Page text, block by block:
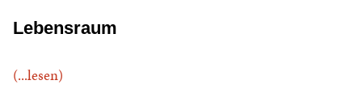
Lebensraum
(...lesen)